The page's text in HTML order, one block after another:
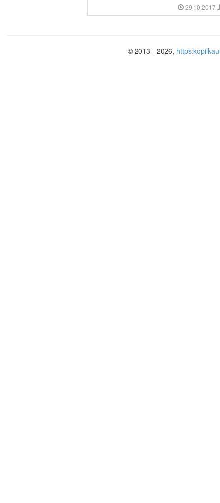
29.10.2017
© 2013 - 2026,